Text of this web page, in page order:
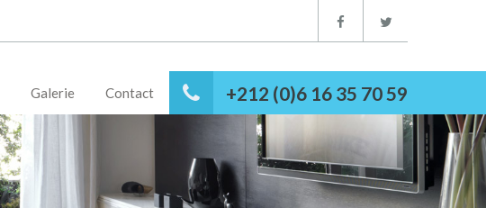
+212 (0)6 16 35 70 59
Galerie Contact